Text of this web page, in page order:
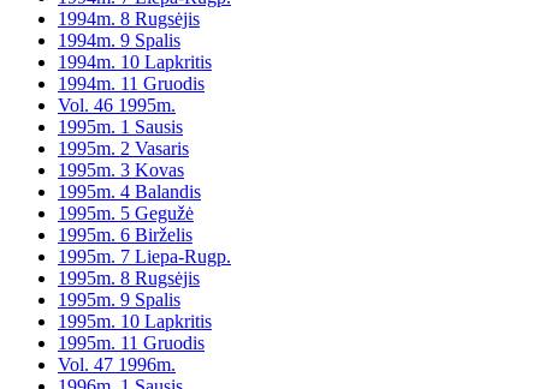
1994m. 8 Rugsėjis
1994m. 9 Spalis
1994m. 10 Lapkritis
1994m. 11 Gruodis
Vol. 46 1995m.
1995m. 1 Sausis
1995m. 2 Vasaris
1995m. 3 Kovas
1995m. 4 Balandis
1995m. 5 Gegužė
1995m. 6 Birželis
1995m. 7 Liepa-Rugp.
1995m. 8 Rugsėjis
1995m. 9 Spalis
1995m. 10 Lapkritis
1995m. 11 Gruodis
Vol. 47 1996m.